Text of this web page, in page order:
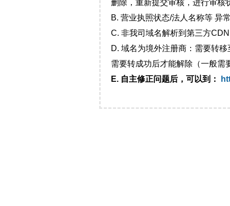
删除，重新提交审核，进行审核
B. 营业执照状态/法人名称等 异
C. 非我司域名解析到第三方
D. 域名为境外注册商：需要转
需要转成功后才能解除（一般需
E. 自主修正问题后，可以到：